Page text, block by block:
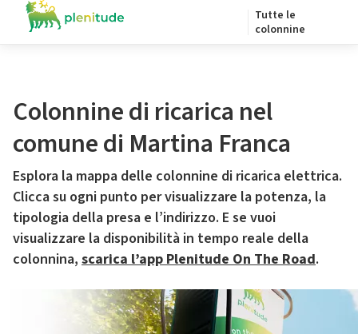
Tutte le
colonnine
Colonnine di ricarica nel
comune di Martina Franca
Esplora la mappa delle colonnine di ricarica elettrica.
Clicca su ogni punto per visualizzare la potenza, la
tipologia della presa e l’indirizzo. E se vuoi
visualizzare la disponibilità in tempo reale della
colonnina, scarica l’app Plenitude On The Road.